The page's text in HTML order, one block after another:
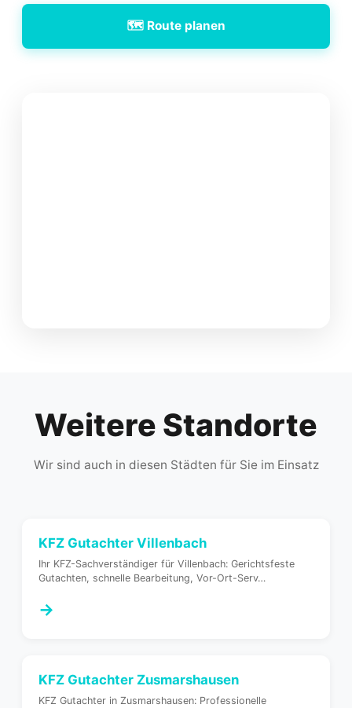
🗺️ Route planen
Weitere Standorte
Wir sind auch in diesen Städten für Sie im Einsatz
KFZ Gutachter Villenbach
Ihr KFZ-Sachverständiger für Villenbach: Gerichtsfeste
Gutachten, schnelle Bearbeitung, Vor-Ort-Serv…
→
KFZ Gutachter Zusmarshausen
KFZ Gutachter in Zusmarshausen: Professionelle